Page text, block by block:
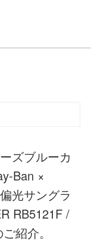
ズブルーカ
Ban ×
光サングラ
RB5121F /
紹介。